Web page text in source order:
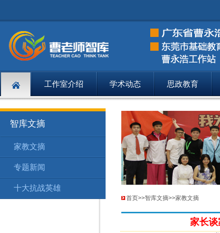
工作室介绍 学术动态 思政教育
智库文摘
家教文摘 150 智库文摘
专题新闻 155 智库文摘
十大抗战英雄
首页>>智库文摘>>家教文摘
家长